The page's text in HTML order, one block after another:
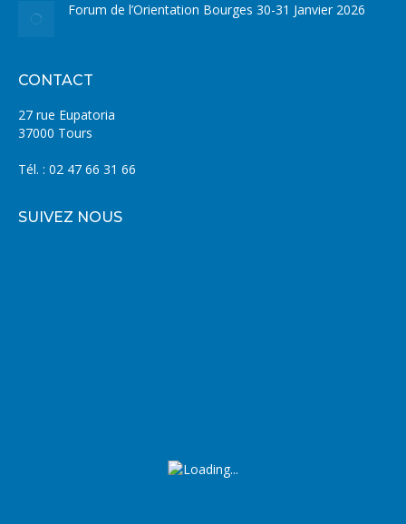
Forum de l’Orientation Bourges 30-31 Janvier 2026
CONTACT
27 rue Eupatoria
37000 Tours
Tél. : 02 47 66 31 66
SUIVEZ NOUS